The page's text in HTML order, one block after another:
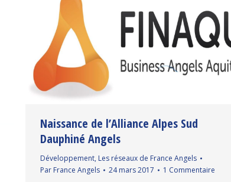
Naissance de l’Alliance Alpes Sud
Dauphiné Angels
Développement, Les réseaux de France Angels
Par France Angels 24 mars 2017 1 Commentaire